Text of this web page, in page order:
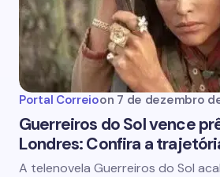
Portal Correioon 7 de dezembro
Guerreiros do Sol vence
Londres: Confira a
A telenovela Guerreiros do Sol